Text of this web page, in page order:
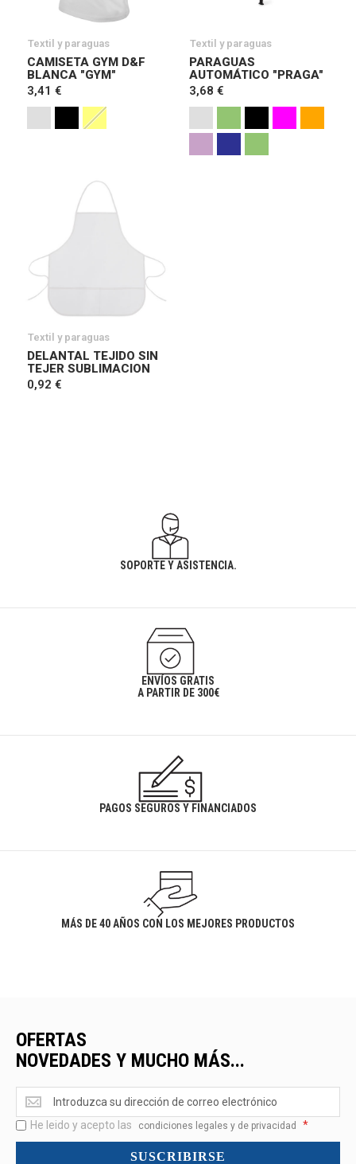
Textil y paraguas
CAMISETA GYM D&F
BLANCA "GYM"
3,41 €
Textil y paraguas
PARAGUAS
AUTOMÁTICO "PRAGA"
3,68 €
Textil y paraguas
DELANTAL TEJIDO SIN
TEJER SUBLIMACION
0,92 €
SOPORTE Y ASISTENCIA.
ENVÍOS GRATIS
A PARTIR DE 300€
PAGOS SEGUROS Y FINANCIADOS
MÁS DE 40 AÑOS CON LOS MEJORES PRODUCTOS
OFERTAS
NOVEDADES Y MUCHO MÁS...
Ofertas
<br>Novedades
y
mucho
He leido y acepto las condiciones legales y de privacidad *
SUSCRIBIRSE